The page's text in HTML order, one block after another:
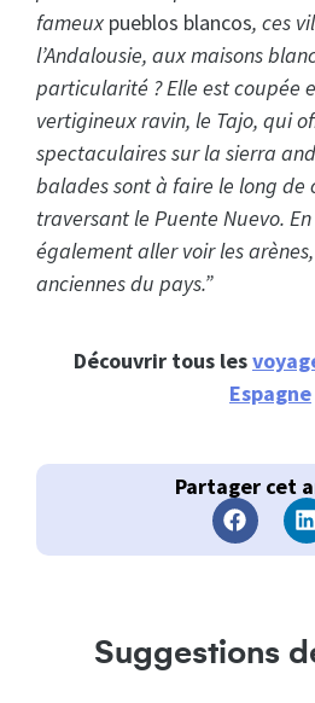
fameux pueblos blancos, ces
l’Andalousie, aux maisons
particularité ? Elle est coupée
vertigineux ravin, le Tajo, qui
spectaculaires sur la sierra
balades sont à faire le long de
traversant le Puente Nuevo.
également aller voir les
anciennes du pays.”
Découvrir tous les
Espagne
Partager cet
Suggestions